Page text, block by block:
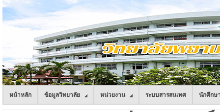
หน้าหลัก ข้อมูลวิทยาลัย หน่วยงาน ระบบสารสนเทศ นักศึกษ